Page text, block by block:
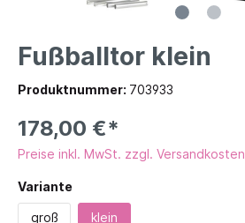
Fußballtor klein
Produktnummer: 703933
178,00 €*
Preise inkl. MwSt. zzgl. Versandkosten
Variante
groß klein